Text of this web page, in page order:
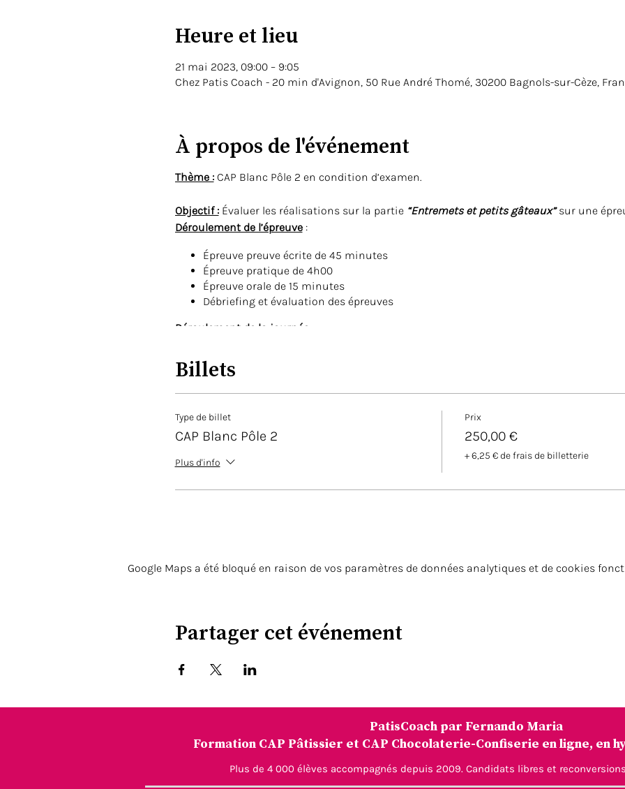
Heure et lieu
21 mai 2023, 09:00 – 9:05
Chez Patis Coach - 20 min d'Avignon, 50 Rue André Thomé, 30200 Bagnols-sur-Cèze,
À propos de l'événement
Thème :CAP Blanc Pôle 2 en condition d’examen.
Objectif :Évaluer les réalisations sur la partie “Entremets et petits gâteaux”sur une
Déroulement de l’épreuve:
Épreuve preuve écrite de 45 minutes
Épreuve pratique de 4h00
Épreuve orale de 15 minutes
Débriefing et évaluation des épreuves
Déroulement de la journée :
10h - 14h30 : Épreuve pratique
14h50 à 15h20 : Nettoyage du laboratoire
15h20 - 16h30 : Débrief de la journée avec les notations
Le candidat se présente le matin à 08h40 et doit venir avec :
Stylo et calculatrice
Prévoir glacières et boites pour les productions
Plaisir de vous accueillir dans mon atelier😊
Billets
Type de billet
CAP Blanc Pôle 2
Plus d'info
Prix
250,00 €
+ 6,25 € de frais de billetterie
Google Maps a été bloqué en raison de vos paramètres de données analytiques et de cookies
Partager cet événement
PatisCoach par Fernando Maria
Formation CAP Pâtissier et CAP Chocolaterie-Confiserie en ligne, en
Plus de 4 000 élèves accompagnés depuis 2009. Candidats libres et